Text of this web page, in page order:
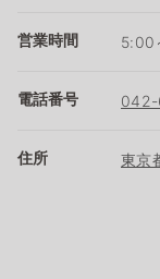
営業時間 5:00
電話番号
住所 東京